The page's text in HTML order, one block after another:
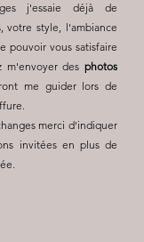
j'essaie déjà de
votre style, l'ambiance
pouvoir vous satisfaire
m'envoyer des photos
me guider lors de
merci d'indiquer
invitées en plus de